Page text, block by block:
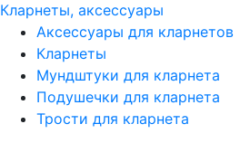
Кларнеты, аксессуары
Аксессуары для кларнетов
Кларнеты
Мундштуки для кларнета
Подушечки для кларнета
Трости для кларнета